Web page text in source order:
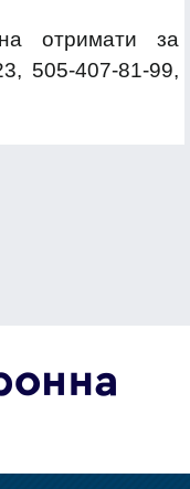
отримати за
505-407-81-99,